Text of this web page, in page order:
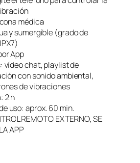
médica
y sumergible (grado de
App
vídeo chat, playlist de
con sonido ambiental,
de vibraciones
2 h
uso: aprox. 60 min.
REMOTO EXTERNO, SE
APP